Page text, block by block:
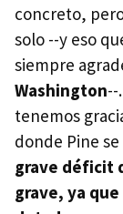
concreto,
solo --y eso
siempre
Washington
tenemos
donde Pine
grave déficit
grave, ya